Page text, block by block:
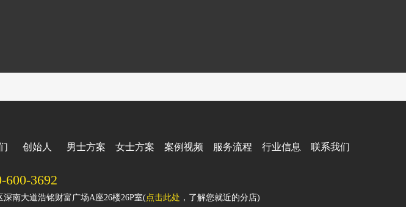
创始人 男士方案 女士方案 案例视频 服务流程 行业信息 联系我们
600-3692
南大道浩铭财富广场A座26楼26P室(点击此处 ，了解您就近的分店)